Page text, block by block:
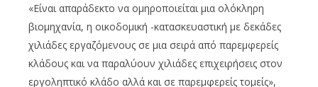
«Είναι απαράδεκτο να ομηροποιείται μια ολόκληρη
βιομηχανία, η οικοδομική -κατασκευαστική με δεκάδες
χιλιάδες εργαζόμενους σε μια σειρά από παρεμφερείς
κλάδους και να παραλύουν χιλιάδες επιχειρήσεις στον
εργοληπτικό κλάδο αλλά και σε παρεμφερείς τομείς»,